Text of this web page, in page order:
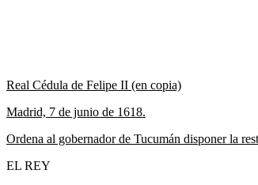
Real Cédula de Felipe II (en copia)
Madrid, 7 de junio de 1618.
Ordena al gobernador de Tucumán disponer la
EL REY